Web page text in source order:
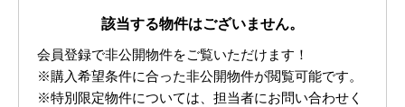
該当する物件はございません。
会員登録で非公開物件をご覧いただけます！
※購入希望条件に合った非公開物件が閲覧可能です。
※特別限定物件については、担当者にお問い合わせく